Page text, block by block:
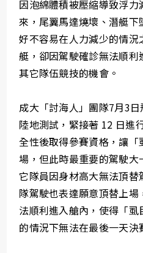
因泡綿體積被壓縮導致浮
來，尾翼馬達燒壞、潛艇下
好不容易在人力減少的情
艇，卻因駕駛確診無法順
其它隊伍競技的機會。
成大「討海人」團隊7月3
陸地測試，緊接著 12 日進
全性後取得參賽資格，讓
場，但此時最重要的駕駛
它隊員因身材高大無法頂
隊駕駛也表達願意頂替上
法順利進入艙內，使得「
的情況下無法在最後一天決